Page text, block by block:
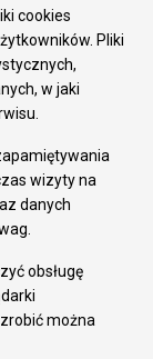
cookies
Pliki
w jaki
wizyty na
danych
obsługę
można